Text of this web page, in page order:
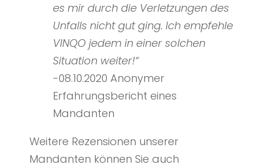
es mir durch die Verletzungen des
Unfalls nicht gut ging. Ich empfehle
VINQO jedem in einer solchen
Situation weiter!“
-08.10.2020 Anonymer
Erfahrungsbericht eines
Mandanten
Weitere Rezensionen unserer
Mandanten können Sie auch